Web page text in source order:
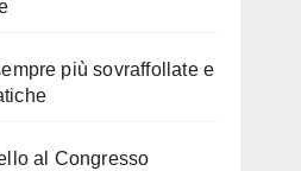
più sovraffollate e
al Congresso